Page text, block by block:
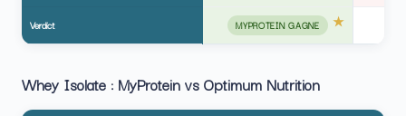
Verdict MYPROTEIN GAGNE
Whey Isolate : MyProtein vs Optimum Nutrition